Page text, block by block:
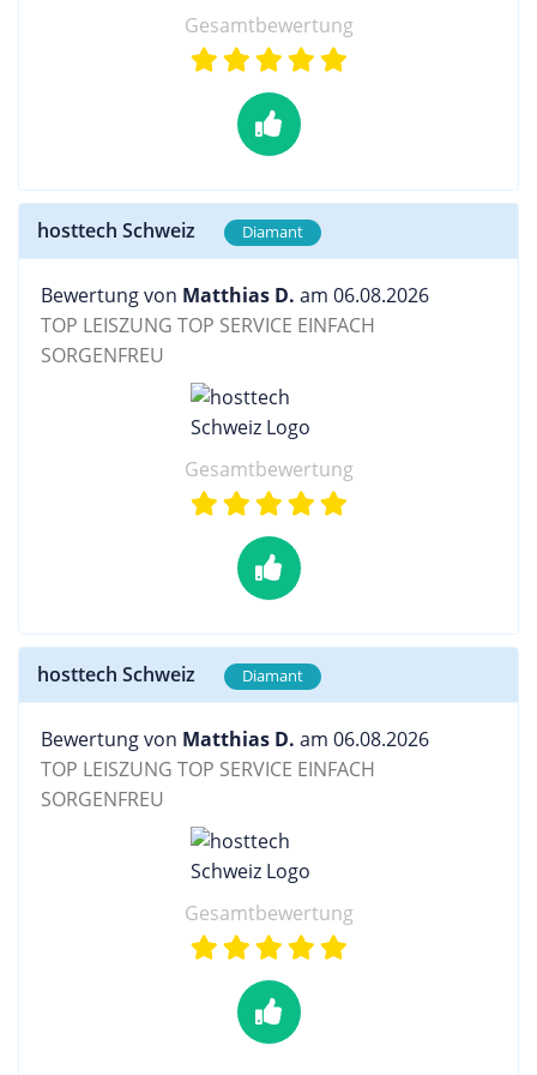
Gesamtbewertung
hosttech Schweiz Diamant
Bewertung von Matthias D. am 06.08.2026
TOP LEISZUNG TOP SERVICE EINFACH
SORGENFREU
Gesamtbewertung
hosttech Schweiz Diamant
Bewertung von Matthias D. am 06.08.2026
TOP LEISZUNG TOP SERVICE EINFACH
SORGENFREU
Gesamtbewertung